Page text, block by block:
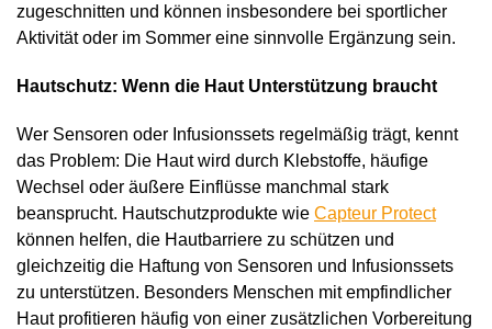
zugeschnitten und können insbesondere bei sportlicher
Aktivität oder im Sommer eine sinnvolle Ergänzung sein.
Hautschutz: Wenn die Haut Unterstützung braucht
Wer Sensoren oder Infusionssets regelmäßig trägt, kennt
das Problem: Die Haut wird durch Klebstoffe, häufige
Wechsel oder äußere Einflüsse manchmal stark
beansprucht. Hautschutzprodukte wie Capteur Protect
können helfen, die Hautbarriere zu schützen und
gleichzeitig die Haftung von Sensoren und Infusionssets
zu unterstützen. Besonders Menschen mit empfindlicher
Haut profitieren häufig von einer zusätzlichen Vorbereitung